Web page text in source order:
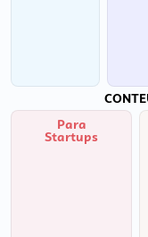
Para
Startups